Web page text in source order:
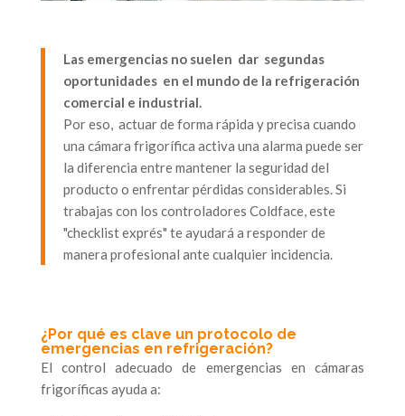
Las emergencias no suelen dar segundas
oportunidades en el mundo de la refrigeración
comercial e industrial.
Por eso, actuar de forma rápida y precisa cuando
una cámara frigorífica activa una alarma puede ser
la diferencia entre mantener la seguridad del
producto o enfrentar pérdidas considerables. Si
trabajas con los controladores Coldface, este
"checklist exprés" te ayudará a responder de
manera profesional ante cualquier incidencia.
¿Por qué es clave un protocolo de
emergencias en refrigeración?
El control adecuado de emergencias en cámaras
frigoríficas ayuda a: